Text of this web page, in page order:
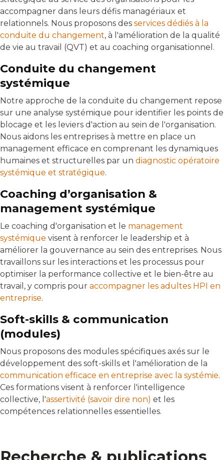
accompagner dans leurs défis managériaux et
relationnels. Nous proposons des services dédiés à la
conduite du changement, à l'amélioration de la qualité
de vie au travail (QVT) et au coaching organisationnel.
Conduite du changement
systémique
Notre approche de la conduite du changement repose
sur une analyse systémique pour identifier les points de
blocage et les leviers d'action au sein de l'organisation.
Nous aidons les entreprises à mettre en place un
management efficace en comprenant les dynamiques
humaines et structurelles par un diagnostic opératoire
systémique et stratégique.
Coaching d’organisation &
management systémique
Le coaching d'organisation et le management
systémique visent à renforcer le leadership et à
améliorer la gouvernance au sein des entreprises. Nous
travaillons sur les interactions et les processus pour
optimiser la performance collective et le bien-être au
travail, y compris pour accompagner les adultes HPI en
entreprise.
Soft-skills & communication
(modules)
Nous proposons des modules spécifiques axés sur le
développement des soft-skills et l'amélioration de la
communication efficace en entreprise avec la systémie.
Ces formations visent à renforcer l'intelligence
collective, l'assertivité (savoir dire non) et les
compétences relationnelles essentielles.